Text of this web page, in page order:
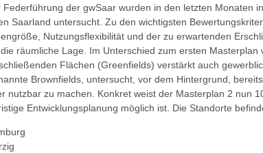
Federführung der gwSaar wurden in den letzten Monaten
Saarland untersucht. Zu den wichtigsten
Nutzungsflexibilität und der zu erwartenden
räumliche Lage. Im Unterschied zum ersten
Flächen (Greenfields) verstärkt auch
Brownfields, untersucht, vor dem Hintergrund,
nutzbar zu machen. Konkret weist der Masterplan 2 nun
Entwicklungsplanung möglich ist. Die Standorte